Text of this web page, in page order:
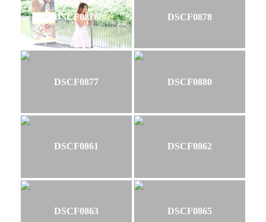
DSCF0876 DSCF0878
DSCF0877 DSCF0880
DSCF0861 DSCF0862
DSCF0863 DSCF0865